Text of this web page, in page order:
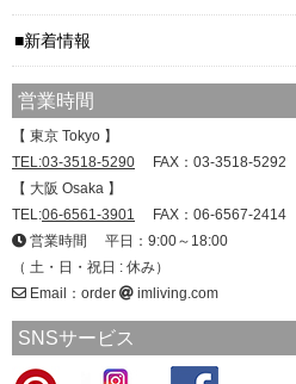
新着情報
営業時間
【 東京 Tokyo 】
TEL:03-3518-5290 FAX：03-3518-5292
【 大阪 Osaka 】
TEL:06-6561-3901 FAX：06-6567-2414
営業時間 平日：9:00～18:00
（ 土・日・祝日 : 休み）
Email：order
imliving.com
SNSサービス